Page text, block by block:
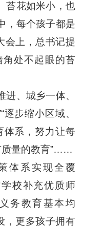
苔花如米小，也
，每个孩子都是
会上，总书记提
角处不起眼的苔
进、城乡一体、
步缩小区域、
体系，努力让每
质量的教育”……
体系实现全覆
校补充优质师
务教育基本均
更多孩子拥有